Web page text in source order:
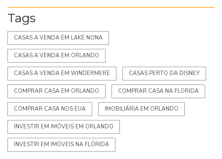
Tags
CASAS A VENDA EM LAKE NONA
CASAS A VENDA EM ORLANDO
CASAS A VENDA EM WINDERMERE CASAS PERTO DA DISNEY
COMPRAR CASA EM ORLANDO COMPRAR CASA NA FLORIDA
COMPRAR CASA NOS EUA IMOBILIÁRIA EM ORLANDO
INVESTIR EM IMÓVEIS EM ORLANDO
INVESTIR EM IMÓVEIS NA FLÓRIDA